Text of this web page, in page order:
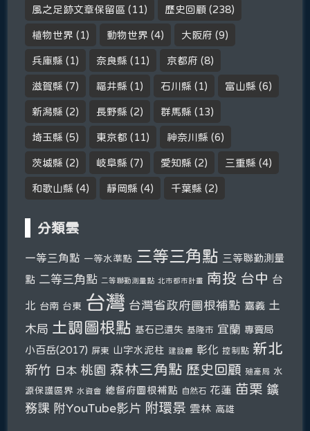
風之足跡文章保留區 (11) 歷史回顧 (238)
植物世界 (1) 動物世界 (4) 大阪府 (9)
兵庫縣 (1) 奈良縣 (11) 京都府 (8)
滋賀縣 (7) 福井縣 (1) 石川縣 (1) 富山縣 (6)
新潟縣 (2) 長野縣 (2) 群馬縣 (13)
埼玉縣 (5) 東京都 (11) 神奈川縣 (6)
茨城縣 (2) 岐阜縣 (7) 愛知縣 (2) 三重縣 (4)
和歌山縣 (4) 靜岡縣 (4) 千葉縣 (2)
分類雲
一等三角點 一等水準點 三等三角點 三等聯勤測量
點 二等三角點 二等聯勤測量點 北市都市計畫 南投 台中 台
北 台南 台東 台灣 台灣省政府圖根補點 嘉義 土
木局 土調圖根點 基石已遺失 基隆市 宜蘭 專賣局
小百岳(2017) 屏東 山字水泥柱 建設廳 彰化 控制點 新北
新竹 日本 桃園 森林三角點 歷史回顧 殖產局
水
源保護區界 水資會 總督府圖根補點 自然石 花蓮 苗栗 鑛
務課 附YouTube影片 附環景 雲林 高雄